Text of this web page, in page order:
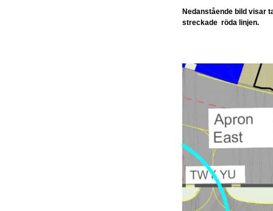
Nedanstående bild visar
streckade röda linjen.